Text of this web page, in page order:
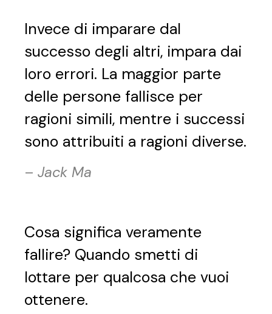
Invece di imparare dal
successo degli altri, impara dai
loro errori. La maggior parte
delle persone fallisce per
ragioni simili, mentre i successi
sono attribuiti a ragioni diverse.
– Jack Ma
Cosa significa veramente
fallire? Quando smetti di
lottare per qualcosa che vuoi
ottenere.